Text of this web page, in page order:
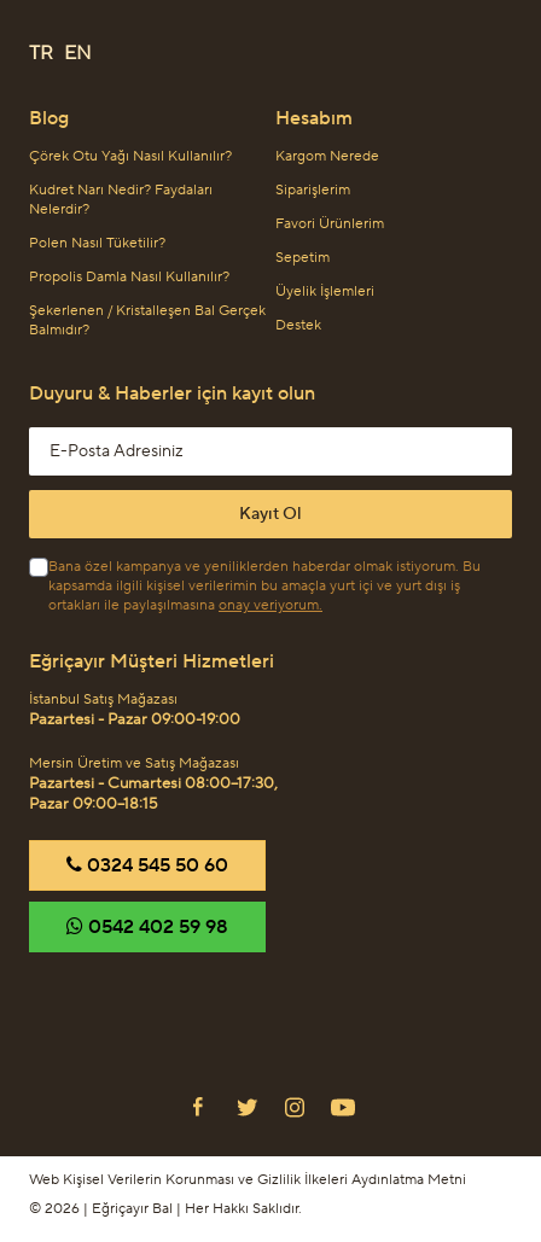
TR EN
Blog
Çörek Otu Yağı Nasıl Kullanılır?
Kudret Narı Nedir? Faydaları
Nelerdir?
Polen Nasıl Tüketilir?
Propolis Damla Nasıl Kullanılır?
Şekerlenen / Kristalleşen Bal Gerçek
Balmıdır?
Hesabım
Kargom Nerede
Siparişlerim
Favori Ürünlerim
Sepetim
Üyelik İşlemleri
Destek
Duyuru & Haberler için kayıt olun
Email address
Kayıt Ol
Bana özel kampanya ve yeniliklerden haberdar olmak istiyorum. Bu
kapsamda ilgili kişisel verilerimin bu amaçla yurt içi ve yurt dışı iş
ortakları ile paylaşılmasına onay veriyorum.
Eğriçayır Müşteri Hizmetleri
İstanbul Satış Mağazası
Pazartesi - Pazar 09:00-19:00
Mersin Üretim ve Satış Mağazası
Pazartesi - Cumartesi 08:00–17:30,
Pazar 09:00–18:15
‎0324 545 50 60
‎0542 402 59 98
Web Kişisel Verilerin Korunması ve Gizlilik İlkeleri Aydınlatma Metni
© 2026 | Eğriçayır Bal | Her Hakkı Saklıdır.